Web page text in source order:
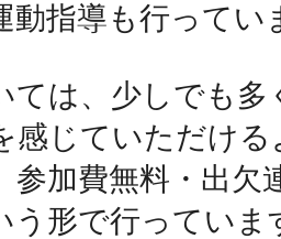
動指導も行ってい
ては、少しでも多
感じていただけ
参加費無料・出欠
う形で行っていま
秋葉原
日置